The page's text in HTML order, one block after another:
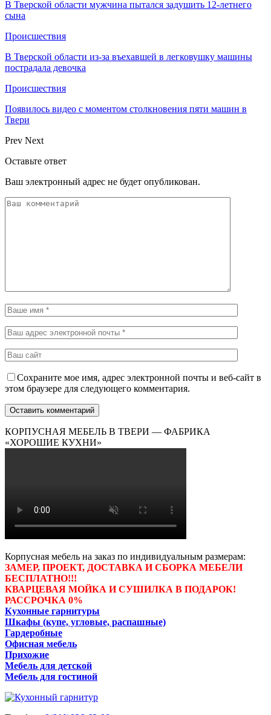
В Тверской области мужчина пытался задушить 12-летнего
сына
Происшествия
В Тверской области из-за въехавшей в легковушку машины
пострадала девочка
Происшествия
Появилось видео с моментом столкновения пяти машин в
Твери
Prev Next
Оставьте ответ
Ваш электронный адрес не будет опубликован.
Сохраните мое имя, адрес электронной почты и веб-сайт в
этом браузере для следующего комментария.
КОРПУСНАЯ МЕБЕЛЬ В ТВЕРИ — ФАБРИКА
«ХОРОШИЕ КУХНИ»
Корпусная мебель на заказ по индивидуальным размерам:
ЗАМЕР, ПРОЕКТ, ДОСТАВКА И СБОРКА МЕБЕЛИ
БЕСПЛАТНО!!!
КВАРЦЕВАЯ МОЙКА И СУШИЛКА В ПОДАРОК!
РАССРОЧКА 0%
Кухонные гарнитуры
Шкафы (купе, угловые, распашные)
Гардеробные
Офисная мебель
Прихожие
Мебель для детской
Мебель для гостиной